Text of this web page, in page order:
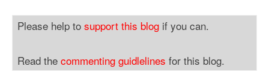
Please help to support this blog if you can.
Read the commenting guidlelines for this blog.